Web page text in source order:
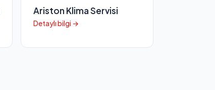
Ariston Klima Servisi
Detaylı bilgi →